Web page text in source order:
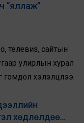
“яллаж”
телевиз, сайтын
улирлын хурал
гомдол хэлэлцлээ.
хөдлөлдөө